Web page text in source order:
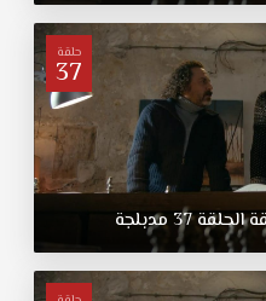
حلقة
37
الحلقة37 مدبلجة